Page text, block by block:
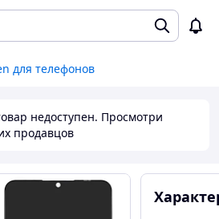
для телефонов
недоступен. Просмотри
продавцов